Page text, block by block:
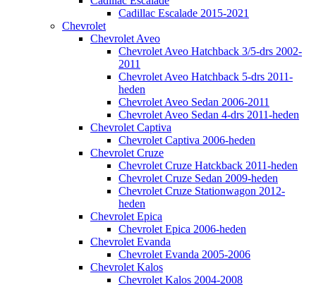
Cadillac Escalade 2015-2021
Chevrolet
Chevrolet Aveo
Chevrolet Aveo Hatchback 3/5-drs 2002-
2011
Chevrolet Aveo Hatchback 5-drs 2011-
heden
Chevrolet Aveo Sedan 2006-2011
Chevrolet Aveo Sedan 4-drs 2011-heden
Chevrolet Captiva
Chevrolet Captiva 2006-heden
Chevrolet Cruze
Chevrolet Cruze Hatckback 2011-heden
Chevrolet Cruze Sedan 2009-heden
Chevrolet Cruze Stationwagon 2012-
heden
Chevrolet Epica
Chevrolet Epica 2006-heden
Chevrolet Evanda
Chevrolet Evanda 2005-2006
Chevrolet Kalos
Chevrolet Kalos 2004-2008